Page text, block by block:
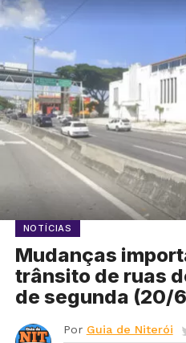
NOTÍCIAS
Mudanças
trânsito de ruas
de segunda (20/
Por Guia de Niterói